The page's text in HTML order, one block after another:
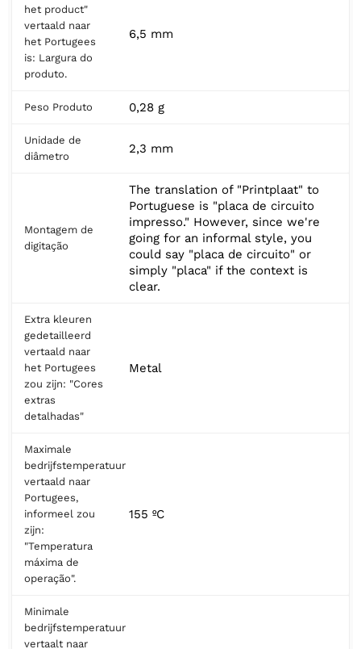
het product"
vertaald naar
het Portugees
is: Largura do
produto.
6,5 mm
Peso Produto 0,28 g
Unidade de
diâmetro
2,3 mm
Montagem de
digitação
The translation of "Printplaat" to
Portuguese is "placa de circuito
impresso." However, since we're
going for an informal style, you
could say "placa de circuito" or
simply "placa" if the context is
clear.
Extra kleuren
gedetailleerd
vertaald naar
het Portugees
zou zijn: "Cores
extras
detalhadas"
Metal
Maximale
bedrijfstemperatuur
vertaald naar
Portugees,
informeel zou
zijn:
"Temperatura
máxima de
operação".
155 ºC
Minimale
bedrijfstemperatuur
vertaalt naar